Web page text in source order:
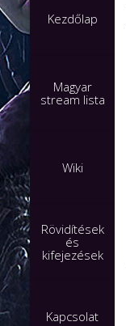
Kezdőlap
Magyar
stream lista
Wiki
Rövidítések
és
kifejezések
Kapcsolat